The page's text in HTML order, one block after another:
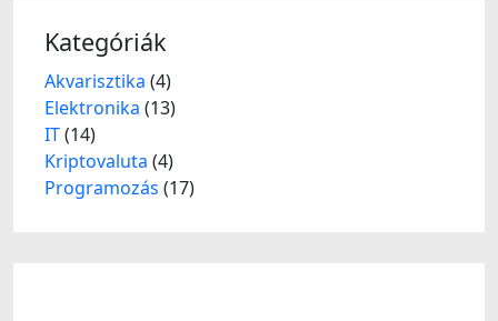
Kategóriák
Akvarisztika (4)
Elektronika (13)
IT(14)
Kriptovaluta (4)
Programozás (17)